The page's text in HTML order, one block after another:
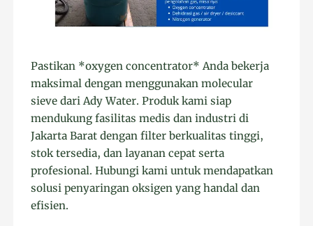
Pastikan *oxygen concentrator* Anda bekerja
maksimal dengan menggunakan molecular
sieve dari Ady Water. Produk kami siap
mendukung fasilitas medis dan industri di
Jakarta Barat dengan filter berkualitas tinggi,
stok tersedia, dan layanan cepat serta
profesional. Hubungi kami untuk mendapatkan
solusi penyaringan oksigen yang handal dan
efisien.